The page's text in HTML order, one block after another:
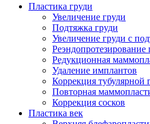
Пластика груди
Увеличение груди
Подтяжка груди
Увеличение груди с
Реэндопротезирование
Редукционная
Удаление имплантов
Коррекция тубулярной
Повторная
Коррекция сосков
Пластика век